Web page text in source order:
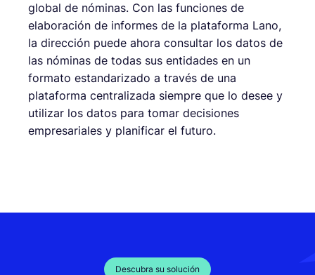
global de nóminas. Con las funciones de
elaboración de informes de la plataforma Lano,
la dirección puede ahora consultar los datos de
las nóminas de todas sus entidades en un
formato estandarizado a través de una
plataforma centralizada siempre que lo desee y
utilizar los datos para tomar decisiones
empresariales y planificar el futuro.
Descubra su solución